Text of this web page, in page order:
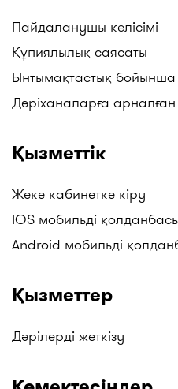
Пайдаланушы келісімі
Құпиялылық саясаты
Ынтымақтастық бойынша
Дәріханаларға
Қызметтік
Жеке кабинетке кіру
IOS мобильді
Android мобильді
Қызметтер
Дәрілерді жеткізу